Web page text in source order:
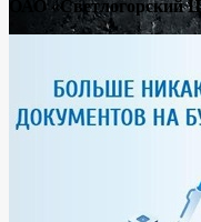
ОАО «Светлогорский